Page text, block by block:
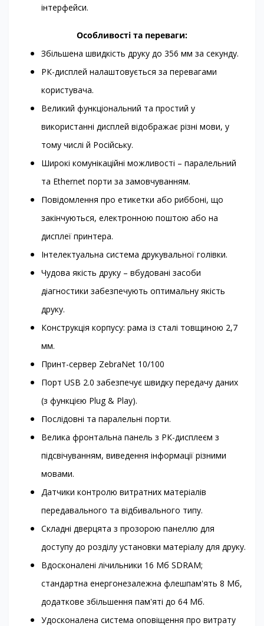
інтерфейси.
Особливості та переваги:
Збільшена швидкість друку до 356 мм за секунду.
РК-дисплей налаштовується за перевагами
користувача.
Великий функціональний та простий у
використанні дисплей відображає різні мови, у
тому числі й Російську.
Широкі комунікаційні можливості – паралельний
та Ethernet порти за замовчуванням.
Повідомлення про етикетки або риббоні, що
закінчуються, електронною поштою або на
дисплеї принтера.
Інтелектуальна система друкувальної голівки.
Чудова якість друку – вбудовані засоби
діагностики забезпечують оптимальну якість
друку.
Конструкція корпусу: рама із сталі товщиною 2,7
мм.
Принт-сервер ZebraNet 10/100
Порт USB 2.0 забезпечує швидку передачу даних
(з функцією Plug & Play).
Послідовні та паралельні порти.
Велика фронтальна панель з РК-дисплеєм з
підсвічуванням, виведення інформації різними
мовами.
Датчики контролю витратних матеріалів
передавального та відбивального типу.
Складні дверцята з прозорою панеллю для
доступу до розділу установки матеріалу для друку.
Вдосконалені лічильники 16 Мб SDRAM;
стандартна енергонезалежна флешпам'ять 8 Мб,
додаткове збільшення пам'яті до 64 Мб.
Удосконалена система оповіщення про витрату